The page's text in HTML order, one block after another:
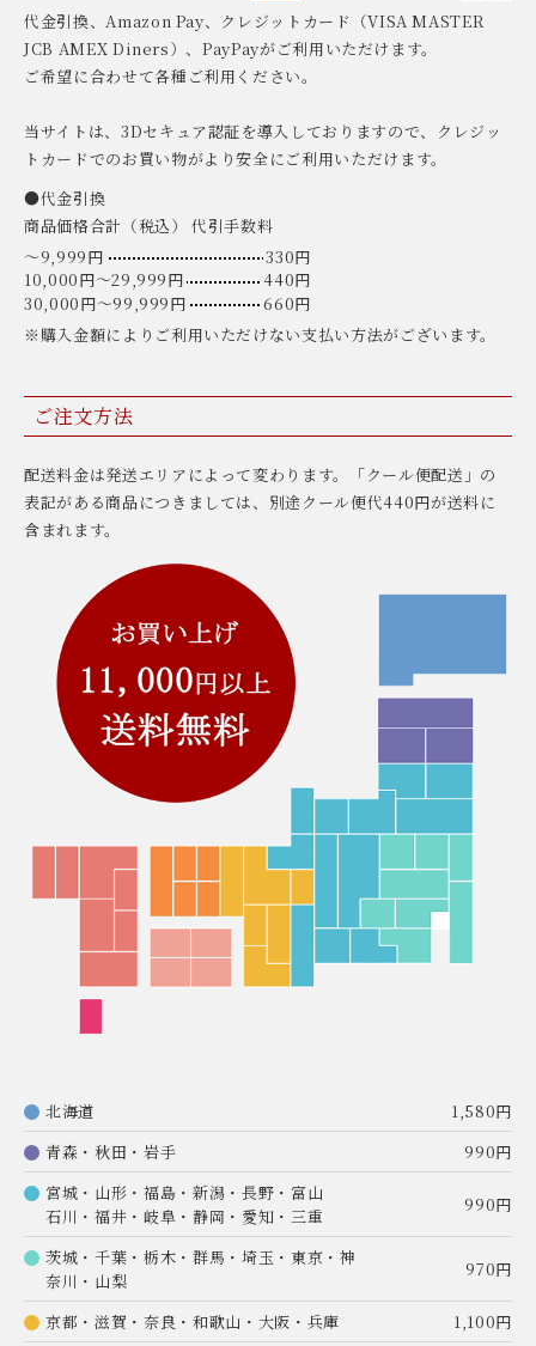
代金引換、Amazon Pay、クレジットカード（VISA MASTER
JCB AMEX Diners）、PayPayがご利用いただけます。
ご希望に合わせて各種ご利用ください。
当サイトは、3Dセキュア認証を導入しておりますので、クレジッ
トカードでのお買い物がより安全にご利用いただけます。
●代金引換
商品価格合計（税込） 代引手数料
〜9,999円
330円
10,000円〜29,999円
440円
30,000円〜99,999円
660円
※購入金額によりご利用いただけない支払い方法がございます。
ご注文方法
配送料金は発送エリアによって変わります。「クール便配送」の
表記がある商品につきましては、別途クール便代440円が送料に
含まれます。
北海道
1,580円
青森・秋田・岩手
990円
宮城・山形・福島・新潟・長野・富山
石川・福井・岐阜・静岡・愛知・三重
990円
茨城・千葉・栃木・群馬・埼玉・東京・神
奈川・山梨
970円
京都・滋賀・奈良・和歌山・大阪・兵庫 1,100円